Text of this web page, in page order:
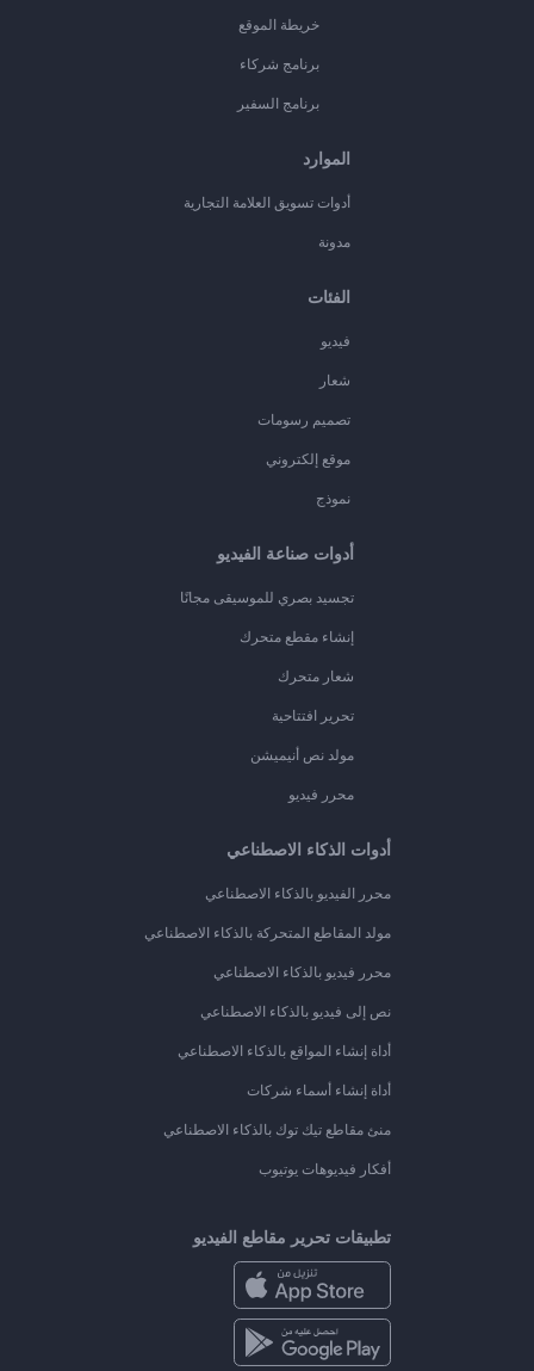
خريطة الموقع
برنامج شركاء
برنامج السفير
الموارد
أدوات تسويق العلامة التجارية
مدونة
الفئات
فيديو
شعار
تصميم رسومات
موقع إلكتروني
نموذج
أدوات صناعة الفيديو
تجسيد بصري للموسيقى مجانًا
إنشاء مقطع متحرك
شعار متحرك
تحرير افتتاحية
مولد نص أنيميشن
محرر فيديو
أدوات الذكاء الاصطناعي
محرر الفيديو بالذكاء الاصطناعي
مولد المقاطع المتحركة بالذكاء الاصطناعي
محرر فيديو بالذكاء الاصطناعي
نص إلى فيديو بالذكاء الاصطناعي
أداة إنشاء المواقع بالذكاء الاصطناعي
أداة إنشاء أسماء شركات
منئ مقاطع تيك توك بالذكاء الاصطناعي
أفكار فيديوهات يوتيوب
تطبيقات تحرير مقاطع الفيديو